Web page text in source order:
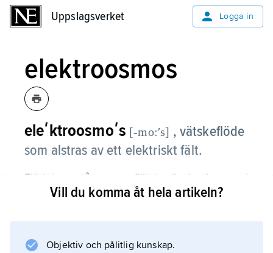
Uppslagsverket Logga in
elektroosmos
eleʹktroosmoʹs [-mo:ʹs] , vätskeflöde
som alstras av ett elektriskt fält.
Flödet uppstår genom fältets växelverkan med
det elektriska
fasgränsytor och ger väggarna en fast
Vill du komma åt hela artikeln?
Objektiv och pålitlig kunskap.